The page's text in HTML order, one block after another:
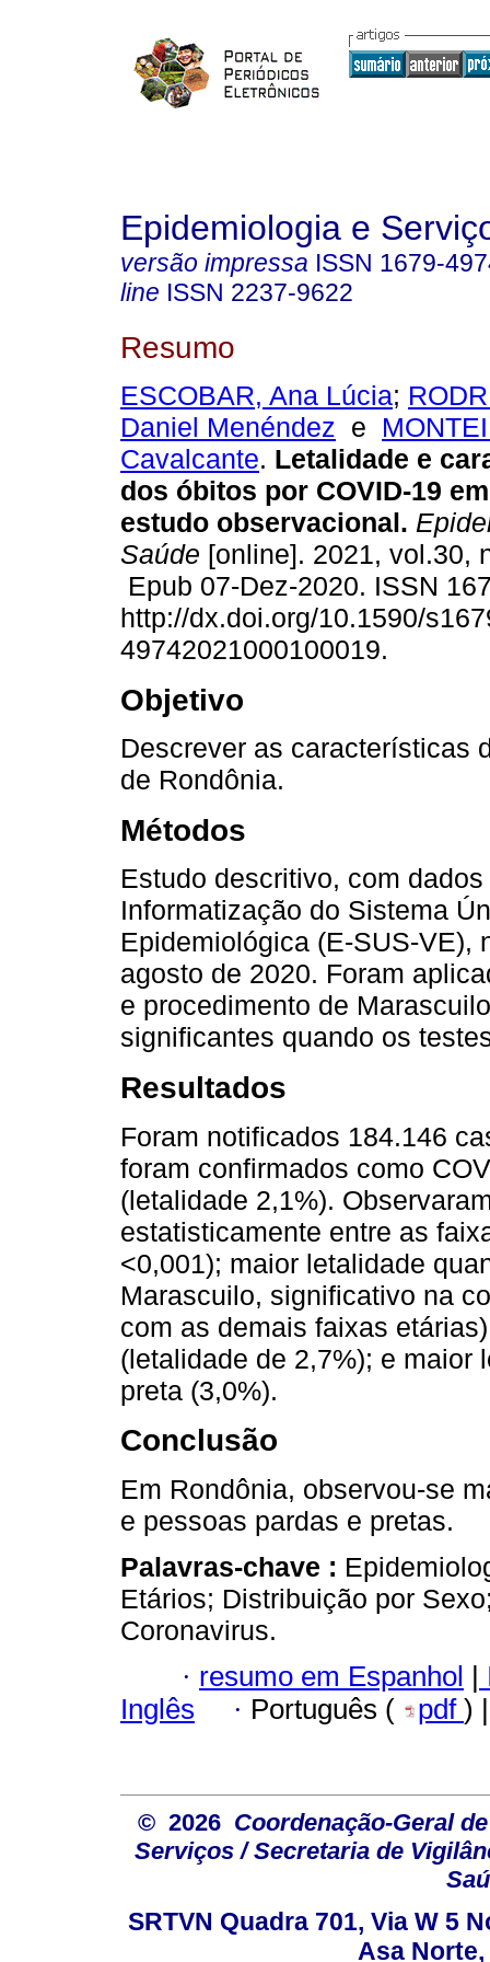
Epidemiologia e
versão impressa ISSN 1679-
line ISSN 2237-9622
Resumo
ESCOBAR, Ana Lúcia;
Daniel Menéndez e
Cavalcante. Letalidade e
dos óbitos por COVID-19
estudo observacional.
Saúde [online]. 2021, vol.30,
Epub 07-Dez-2020. ISSN
http://dx.doi.org/10.1590/
49742021000100019.
Objetivo
Descrever as características
de Rondônia.
Métodos
Estudo descritivo, com
Informatização do Sistema
Epidemiológica (E-SUS-VE),
agosto de 2020. Foram
e procedimento de
significantes quando os
Resultados
Foram notificados 184.146
foram confirmados como
(letalidade 2,1%).
estatisticamente entre as
<0,001); maior letalidade
Marascuilo, significativo na
com as demais faixas
(letalidade de 2,7%); e maior
preta (3,0%).
Conclusão
Em Rondônia, observou-se
e pessoas pardas e pretas.
Palavras-chave :
Etários; Distribuição por
Coronavirus.
· resumo em Espanhol
Inglês
· Português ( pdf )
© 2026 Coordenação-Geral
Serviços / Secretaria de
SRTVN Quadra 701, Via W 5
Asa